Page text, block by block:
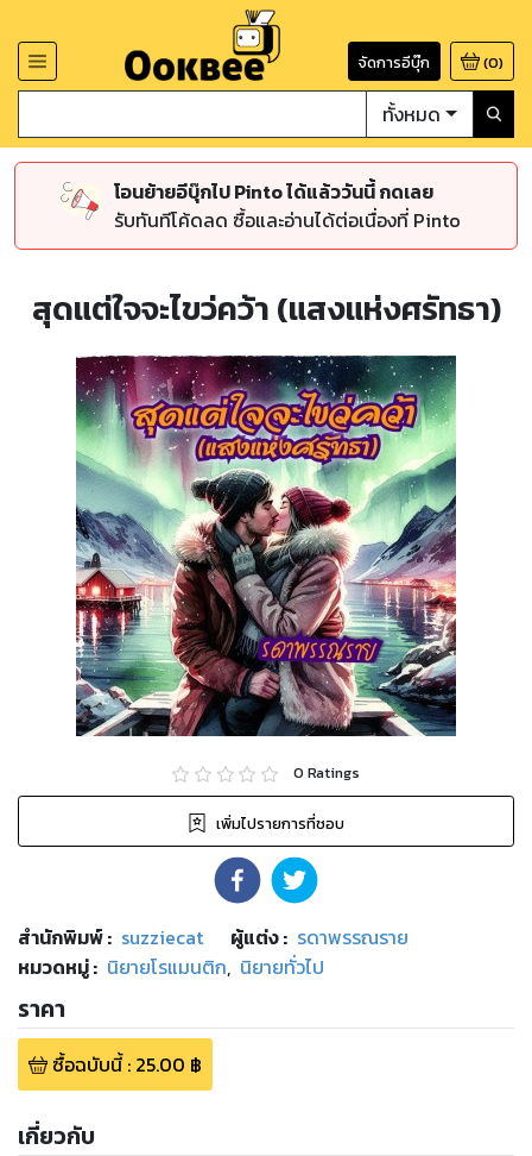
จัดการอีบุ๊ก (0)
ทั้งหมด
โอนย้ายอีบุ๊กไป Pinto ได้แล้ววันนี้ กดเลย
รับทันทีโค้ดลด ซื้อและอ่านได้ต่อเนื่องที่ Pinto
สุดแต่ใจจะไขว่คว้า (แสงแห่งศรัทธา)
0 Ratings
เพิ่มไปรายการที่ชอบ
สำนักพิมพ์: suzziecat ผู้แต่ง : รดาพรรณราย
หมวดหมู่: นิยายโรแมนติก, นิยายทั่วไป
ราคา
ซื้อฉบับนี้: 25.00 ฿
เกี่ยวกับ